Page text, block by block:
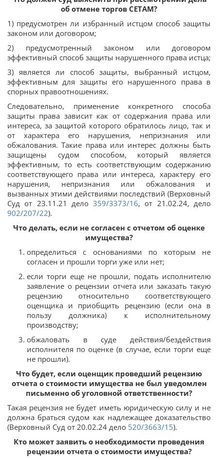
об отмене торгов СЕТАМ?
1) предусмотрен ли избранный истцом способ защиты
законом или договором;
2) предусмотренный законом или договором
эффективный способ защиты нарушенного права истца;
3) является ли способ защиты, выбранный истцом,
эффективным для защиты его нарушенного права в
спорных правоотношениях.
Следовательно, применение конкретного способа
защиты права зависит как от содержания права или
интереса, за защитой которого обратилось лицо, так и
от характера его нарушения, непризнания или
обжалования. Такие права или интерес должны быть
защищены судом способом, который является
эффективным, то есть соответствующим содержанию
соответствующего права или интереса, характеру его
нарушения, непризнания или обжалования и
вызванных этими действиями последствий (Верховный
Суд от 23.11.21 дело359/3373/16, от 21.02.24, дело
902/207/22).
Что делать, если не согласен с отчетом об оценке
имущества?
определиться с основаниями по которым не
согласен и прошли торги уже или нет;
если торги еще не прошли, подать исполнителю
заявление о рецензии отчета или заказать такую
рецензию относительно соответствующего
оценщика и приобщить рецензию (если она в
пользу должника) к исполнительному
производству;
обжаловать в суде действия/бездействия
исполнителя по оценке (в случае, если торги еще
не прошли).
Что будет, если оценщик проведший рецензию
отчета о стоимости имущества не был уведомлен
письменно об уголовной ответственности?
Такая рецензия не будет иметь юридическую силу и не
должна браться судом как надлежащее доказательство
(Верховный Суд от 20.02.24 дело 520/3663/15).
Кто может заявить о необходимости проведения
рецензии отчета о стоимости имущества?